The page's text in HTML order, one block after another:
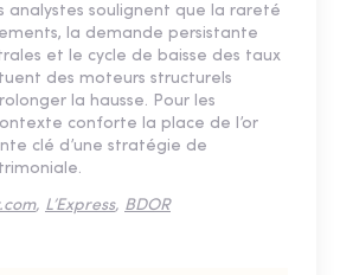
analystes soulignent que la rareté
la demande persistante
et le cycle de baisse des taux
des moteurs structurels
la hausse. Pour les
conforte la place de l’or
clé d’une stratégie de
, L’Express, BDOR